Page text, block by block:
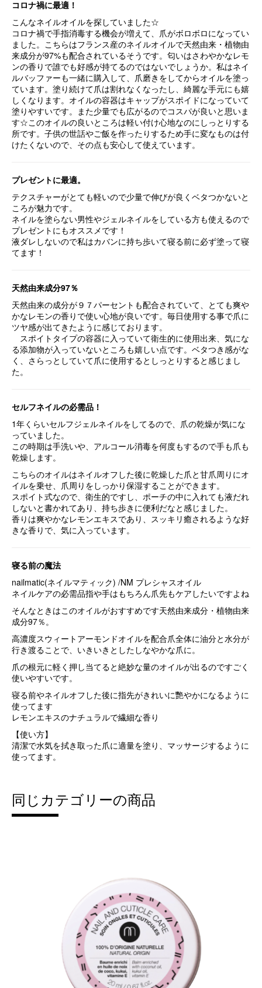
コロナ禍に最適！
こんなネイルオイルを探していました☆
コロナ禍で手指消毒する機会が増えて、爪がボロボロになってい
ました。こちらはフランス産のネイルオイルで天然由来・植物由
来成分が97%も配合されているそうです。匂いはさわやかなレモ
ンの香りで誰でも好感が持てるのではないでしょうか。私はネイ
ルバッファーも一緒に購入して、爪磨きをしてからオイルを塗っ
ています。塗り続けて爪は割れなくなったし、綺麗な手元にも嬉
しくなります。オイルの容器はキャップがスポイドになっていて
塗りやすいです。また少量でも広がるのでコスパが良いと思いま
す☆このオイルの良いところは軽い付け心地なのにしっとりする
所です。子供の世話やご飯を作ったりするため手に変なものは付
けたくないので、その点も安心して使えています。
プレゼントに最適。
テクスチャーがとても軽いので少量で伸びが良くベタつかないと
ころが魅力です。
ネイルを塗らない男性やジェルネイルをしている方も使えるので
プレゼントにもオススメです！
液ダレしないので私はカバンに持ち歩いて寝る前に必ず塗って寝
てます！
天然由来成分97％
天然由来の成分が９７パーセントも配合されていて、とても爽や
かなレモンの香りで使い心地が良いです。毎日使用する事で爪に
ツヤ感が出てきたように感じております。
スポイトタイプの容器に入っていて衛生的に使用出来、気にな
る添加物が入っていないところも嬉しい点です。ベタつき感がな
く、さらっとしていて爪に使用するとしっとりすると感じまし
た。
セルフネイルの必需品！
1年くらいセルフジェルネイルをしてるので、爪の乾燥が気にな
っていました。
この時期は手洗いや、アルコール消毒を何度もするので手も爪も
乾燥します。
こちらのオイルはネイルオフした後に乾燥した爪と甘爪周りにオ
イルを乗せ、爪周りをしっかり保湿することができます。
スポイト式なので、衛生的ですし、ポーチの中に入れても液だれ
しないと書かれてあり、持ち歩きに便利だなと感じました。
香りは爽やかなレモンエキスであり、スッキリ癒されるような好
きな香りで、気に入っています。
寝る前の魔法
nailmatic(ネイルマティック) /NM プレシャスオイル
ネイルケアの必需品指や手はもちろん爪先もケアしたいですよね
そんなときはこのオイルがおすすめです天然由来成分・植物由来
成分97％。
高濃度スウィートアーモンドオイルを配合爪全体に油分と水分が
行き渡ることで、 いきいきとしたしなやかな爪に。
爪の根元に軽く押し当てると絶妙な量のオイルが出るのですごく
使いやすいです。
寝る前やネイルオフした後に指先がきれいに艷やかになるように
使ってます
レモンエキスのナチュラルで繊細な香り
【使い方】
清潔で水気を拭き取った爪に適量を塗り、 マッサージするように
使ってます。
同じカテゴリーの商品